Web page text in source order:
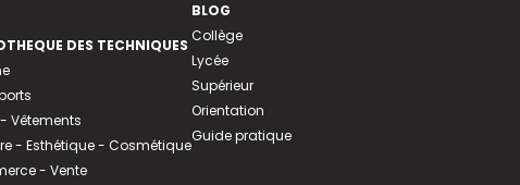
DES TECHNIQUES
Vêtements
- Esthétique - Cosmétique
- Vente
BLOG
Collège
Lycée
Supérieur
Orientation
Guide pratique